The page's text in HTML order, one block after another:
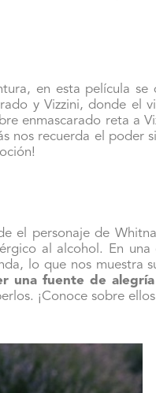
en esta película se
y Vizzini, donde el
enmascarado reta a
nos recuerda el poder
el personaje de
al alcohol. En una
lo que nos muestra
una fuente de
¡Conoce sobre